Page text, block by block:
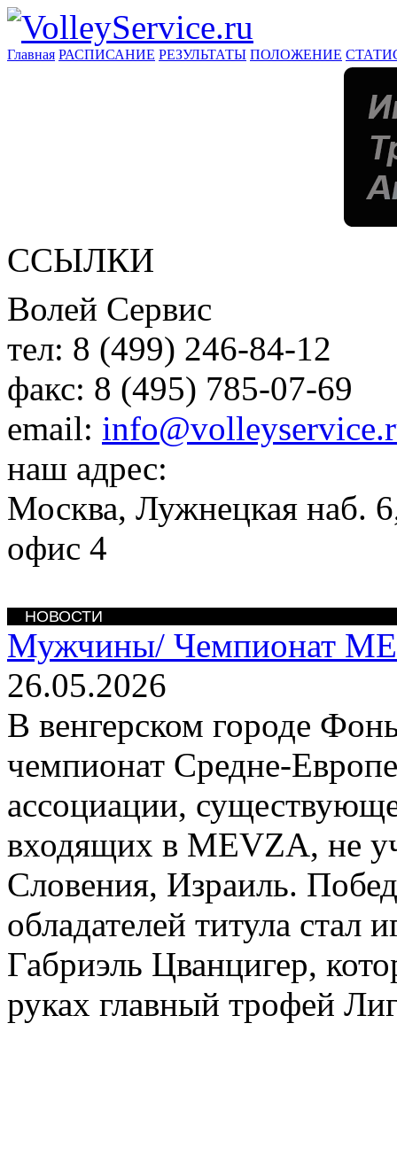
Главная РАСПИСАНИЕ РЕЗУЛЬТАТЫ ПОЛОЖЕНИЕ
ССЫЛКИ
Волей Сервис
тел: 8 (499) 246-84-12
факс: 8 (495) 785-07-69
email:
наш адрес:
Москва, Лужнецкая наб.
офис 4
НОВОСТИ
Мужчины/ Чемпионат
26.05.2026
В венгерском городе
чемпионат Средне-
ассоциации,
входящих в MEVZA, не
Словения, Израиль.
обладателей титула стал
Габриэль Цванцигер,
руках главный трофей